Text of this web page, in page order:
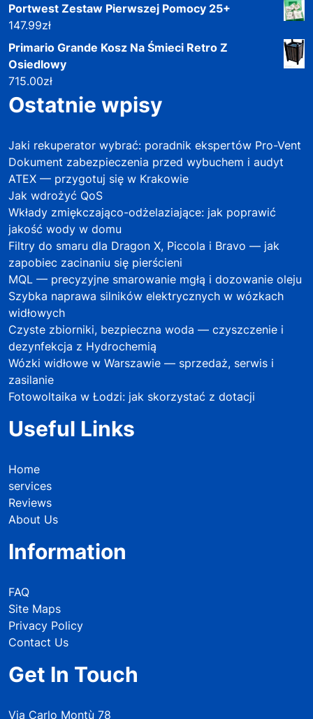
Portwest Zestaw Pierwszej Pomocy 25+
147.99zł
Primario Grande Kosz Na Śmieci Retro Z
Osiedlowy
715.00zł
Ostatnie wpisy
Jaki rekuperator wybrać: poradnik ekspertów Pro-Vent
Dokument zabezpieczenia przed wybuchem i audyt
ATEX — przygotuj się w Krakowie
Jak wdrożyć QoS
Wkłady zmiękczająco-odżelaziające: jak poprawić
jakość wody w domu
Filtry do smaru dla Dragon X, Piccola i Bravo — jak
zapobiec zacinaniu się pierścieni
MQL — precyzyjne smarowanie mgłą i dozowanie oleju
Szybka naprawa silników elektrycznych w wózkach
widłowych
Czyste zbiorniki, bezpieczna woda — czyszczenie i
dezynfekcja z Hydrochemią
Wózki widłowe w Warszawie — sprzedaż, serwis i
zasilanie
Fotowoltaika w Łodzi: jak skorzystać z dotacji
Useful Links
Home
services
Reviews
About Us
Information
FAQ
Site Maps
Privacy Policy
Contact Us
Get In Touch
Via Carlo Montù 78